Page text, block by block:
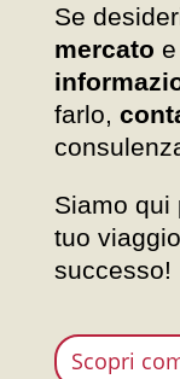
Se
mercato
farlo,
Siamo qui
tuo
successo!
Scopri